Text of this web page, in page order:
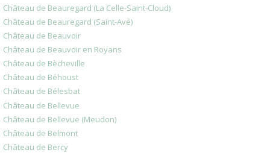
Château de Beauregard (La Celle-Saint-Cloud)
Château de Beauregard (Saint-Avé)
Château de Beauvoir
Château de Beauvoir en Royans
Château de Bècheville
Château de Béhoust
Château de Bélesbat
Château de Bellevue
Château de Bellevue (Meudon)
Château de Belmont
Château de Bercy